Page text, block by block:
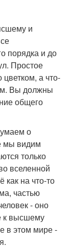
и
порядка и до
Простое
цветком, а что-
Вы должны
общего
о
мы видим
только
вселенной
как на что-то
частью
- оно
к высшему
в этом мире -